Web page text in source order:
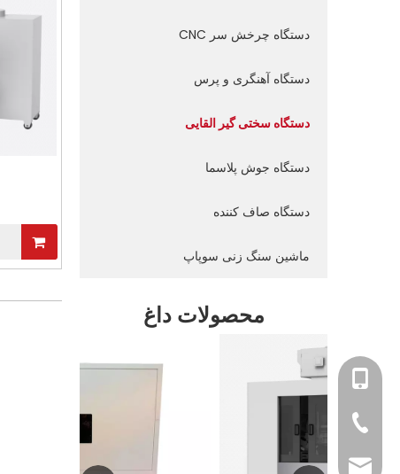
دستگاه چرخش سر CNC
دستگاه آهنگری و پرس
دستگاه سختی گیر القایی
دستگاه جوش پلاسما
دستگاه صاف کننده
ماشین سنگ زنی سوپاپ
محصولات داغ
+86-
+86-512-